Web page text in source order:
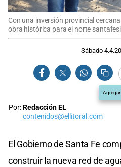
Con una inversión provincial
obra histórica para el norte
Sábado
Por:Redacción EL
contenidos@ellitoral.com
El Gobierno de Santa Fe
construir la nueva red de